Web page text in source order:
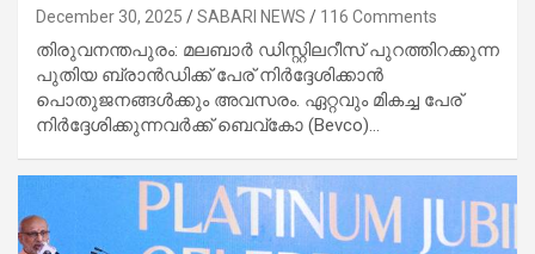
December 30, 2025 SABARI NEWS 116 Comments
തിരുവനന്തപുരം: മലബാർ ഡിസ്റ്റിലറീസ് പുറത്തിറക്കുന്ന
പുതിയ ബ്രാൻഡിക്ക് പേര് നിർദ്ദേശിക്കാൻ
പൊതുജനങ്ങൾക്കും അവസരം. ഏറ്റവും മികച്ച പേര്
നിർദ്ദേശിക്കുന്നവർക്ക് ബെവ്‌കോ (Bevco)…